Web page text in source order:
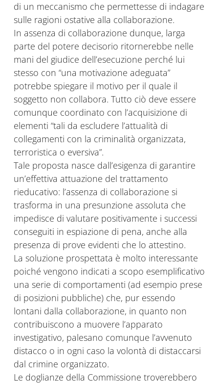
di un meccanismo che permettesse di indagare
sulle ragioni ostative alla collaborazione.
In assenza di collaborazione dunque, larga
parte del potere decisorio ritornerebbe nelle
mani del giudice dell’esecuzione perché lui
stesso con “una motivazione adeguata”
potrebbe spiegare il motivo per il quale il
soggetto non collabora. Tutto ciò deve essere
comunque coordinato con l’acquisizione di
elementi “tali da escludere l’attualità di
collegamenti con la criminalità organizzata,
terroristica o eversiva”.
Tale proposta nasce dall’esigenza di garantire
un’effettiva attuazione del trattamento
rieducativo: l’assenza di collaborazione si
trasforma in una presunzione assoluta che
impedisce di valutare positivamente i successi
conseguiti in espiazione di pena, anche alla
presenza di prove evidenti che lo attestino.
La soluzione prospettata è molto interessante
poiché vengono indicati a scopo esemplificativo
una serie di comportamenti (ad esempio prese
di posizioni pubbliche) che, pur essendo
lontani dalla collaborazione, in quanto non
contribuiscono a muovere l’apparato
investigativo, palesano comunque l’avvenuto
distacco o in ogni caso la volontà di distaccarsi
dal crimine organizzato.
Le doglianze della Commissione troverebbero